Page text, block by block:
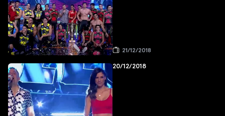
21/12/2018
20/12/2018